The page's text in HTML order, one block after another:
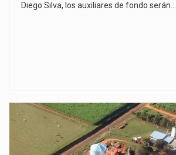
Diego Silva, los auxiliares de fondo serán…